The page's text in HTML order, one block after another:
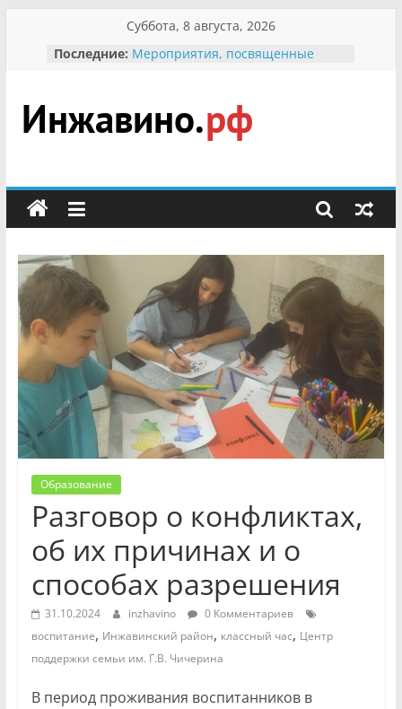
содержимому
Суббота, 8 августа, 2026
Последние: Мероприятия, посвященные
гражданин Инжавинского округа»
участнице Великой
Отечественной, фронтовичке
Безопасность в сети Интернет
мероприятии «Сохраним
первоцветы!»
В вольере Воронинского
заповедника родились крапчатые
суслики
Инжавино.рф
сельский
портал
Образование
Разговор о конфликтах,
об их причинах и о
способах разрешения
31.10.2024 inzhavino
0 Комментариев
воспитание, Инжавинский район, классный час, Центр
поддержки семьи им. Г.В. Чичерина
В период проживания воспитанников в